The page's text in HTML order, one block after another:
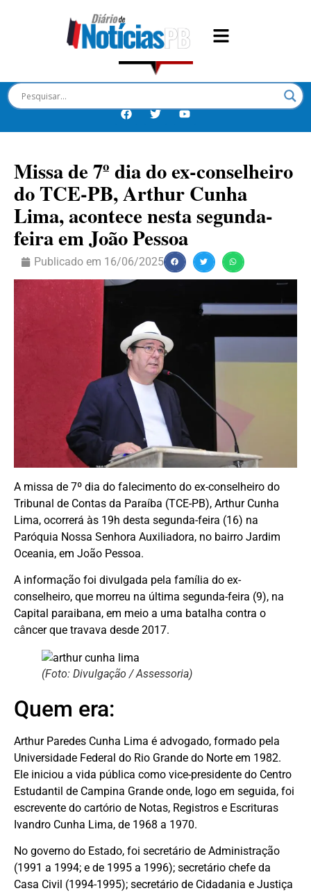
Missa de 7º dia do ex-conselheiro
do TCE-PB, Arthur Cunha
Lima, acontece nesta segunda-
feira em João Pessoa
Publicado em 16/06/2025
A missa de 7º dia do falecimento do ex-conselheiro do
Tribunal de Contas da Paraíba (TCE-PB), Arthur Cunha
Lima, ocorrerá às 19h desta segunda-feira (16) na
Paróquia Nossa Senhora Auxiliadora, no bairro Jardim
Oceania, em João Pessoa.
A informação foi divulgada pela família do ex-
conselheiro, que morreu na última segunda-feira (9), na
Capital paraibana, em meio a uma batalha contra o
câncer que travava desde 2017.
(Foto: Divulgação / Assessoria)
Quem era:
Arthur Paredes Cunha Lima é advogado, formado pela
Universidade Federal do Rio Grande do Norte em 1982.
Ele iniciou a vida pública como vice-presidente do Centro
Estudantil de Campina Grande onde, logo em seguida, foi
escrevente do cartório de Notas, Registros e Escrituras
Ivandro Cunha Lima, de 1968 a 1970.
No governo do Estado, foi secretário de Administração
(1991 a 1994; e de 1995 a 1996); secretário chefe da
Casa Civil (1994-1995); secretário de Cidadania e Justiça